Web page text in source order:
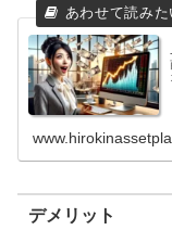
デメリット